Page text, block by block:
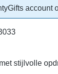
account
stijlvolle